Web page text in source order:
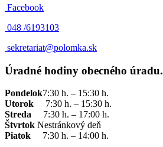
Facebook
048 /6193103
sekretariat@polomka.sk
Úradné hodiny obecného úradu.
Pondelok7:30 h. – 15:30 h.
Utorok 7:30 h. – 15:30 h.
Streda 7:30 h. – 17:00 h.
Štvrtok Nestránkový deň
Piatok
7:30 h. – 14:00 h.